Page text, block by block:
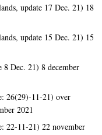
update 17 Dec. 21) 18
update 15 Dec. 21) 15
8 Dec. 21) 8 december
26(29)-11-21) over
2021
22-11-21) 22 november